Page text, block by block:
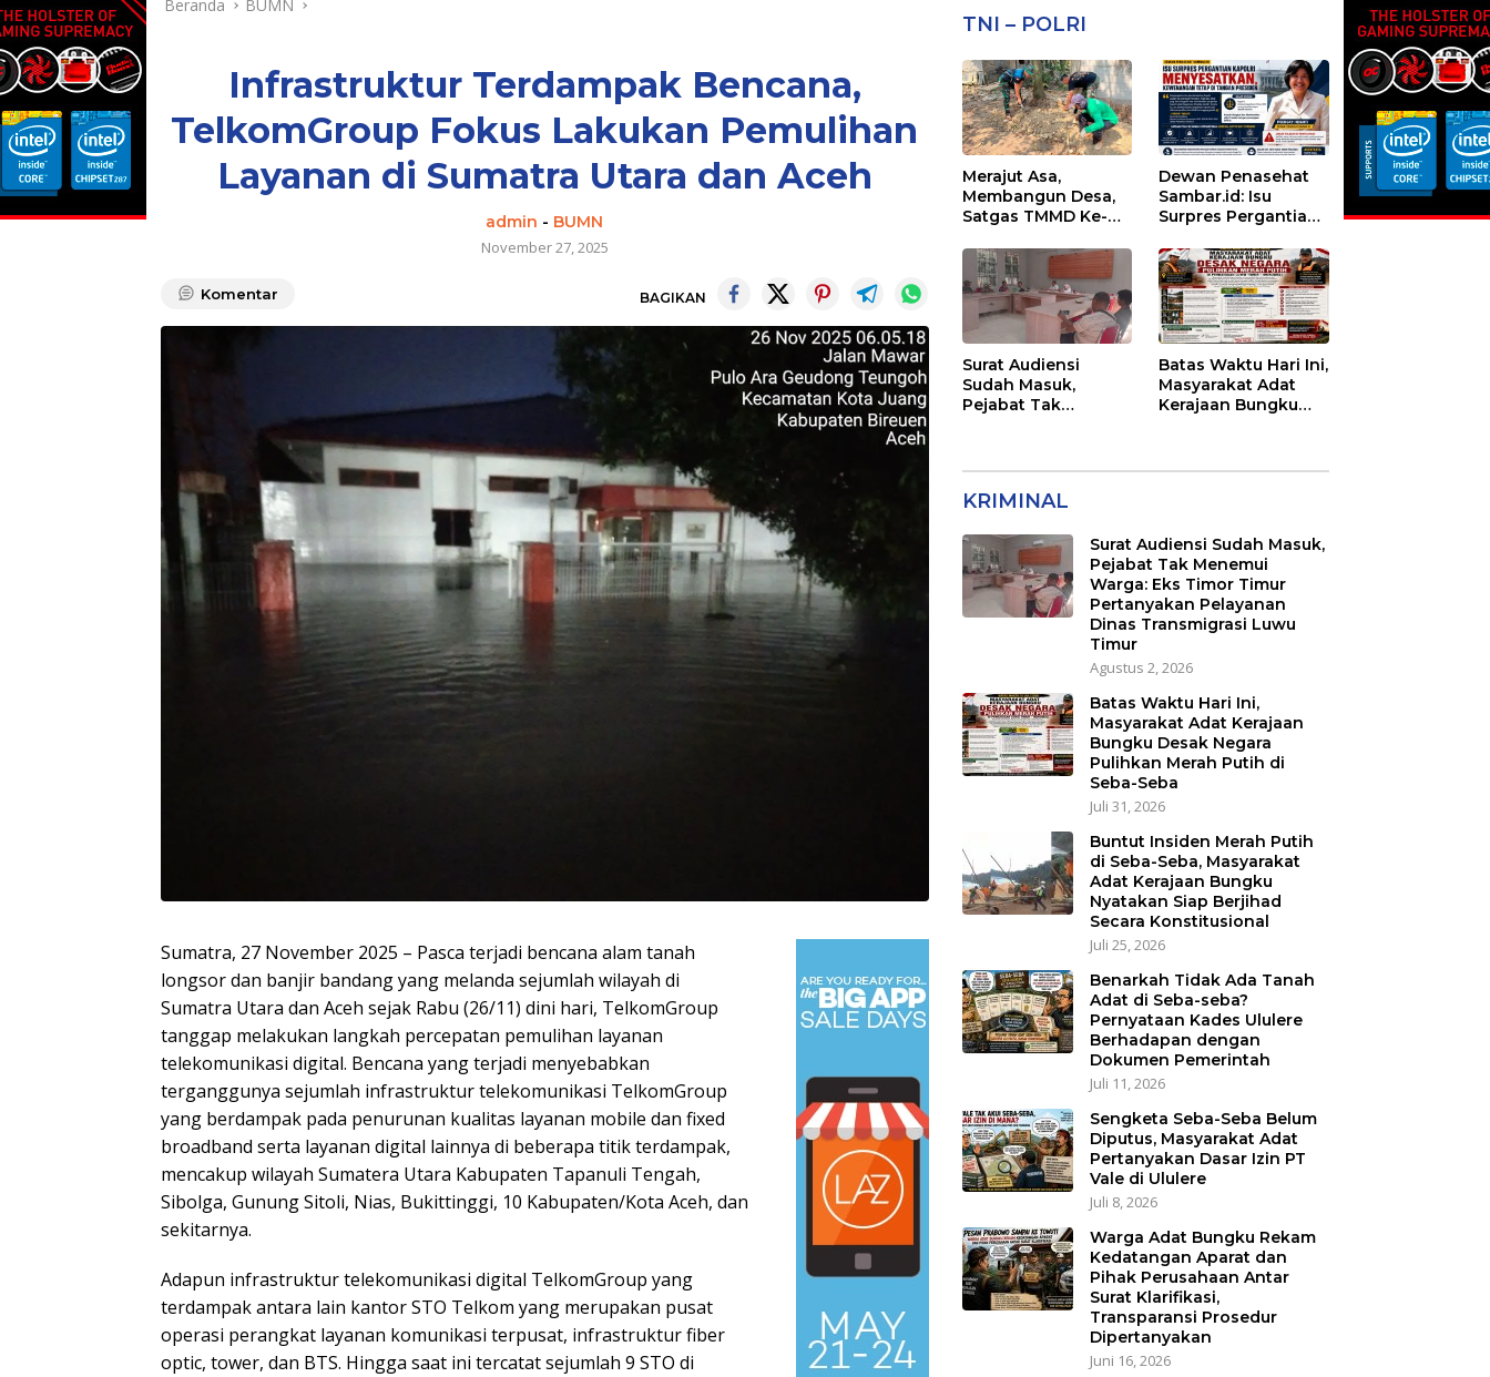
Beranda BUMN
Infrastruktur Terdampak Bencana,
TelkomGroup Fokus Lakukan Pemulihan
Layanan di Sumatra Utara dan Aceh
admin - BUMN
November 27, 2025
Komentar BAGIKAN
Sumatra, 27 November 2025 – Pasca terjadi bencana alam tanah
longsor dan banjir bandang yang melanda sejumlah wilayah di
Sumatra Utara dan Aceh sejak Rabu (26/11) dini hari, TelkomGroup
tanggap melakukan langkah percepatan pemulihan layanan
telekomunikasi digital. Bencana yang terjadi menyebabkan
terganggunya sejumlah infrastruktur telekomunikasi TelkomGroup
yang berdampak pada penurunan kualitas layanan mobile dan fixed
broadband serta layanan digital lainnya di beberapa titik terdampak,
mencakup wilayah Sumatera Utara Kabupaten Tapanuli Tengah,
Sibolga, Gunung Sitoli, Nias, Bukittinggi, 10 Kabupaten/Kota Aceh, dan
sekitarnya.
Adapun infrastruktur telekomunikasi digital TelkomGroup yang
terdampak antara lain kantor STO Telkom yang merupakan pusat
operasi perangkat layanan komunikasi terpusat, infrastruktur fiber
optic, tower, dan BTS. Hingga saat ini tercatat sejumlah 9 STO di
TNI – POLRI
Merajut Asa,
Membangun Desa,
Satgas TMMD Ke-
Pengurukan
Sasaran 5
Dewan Penasehat
Sambar.id: Isu
Surpres Pergantian
Menyesatkan,
Kewenangan Mutlak
di Tangan Presiden
Surat Audiensi
Sudah Masuk,
Pejabat Tak
Transmigrasi Luwu
Batas Waktu Hari Ini,
Masyarakat Adat
Kerajaan Bungku
KRIMINAL
Surat Audiensi Sudah Masuk,
Pejabat Tak Menemui
Warga: Eks Timor Timur
Pertanyakan Pelayanan
Dinas Transmigrasi Luwu
Timur
Agustus 2, 2026
Batas Waktu Hari Ini,
Masyarakat Adat Kerajaan
Bungku Desak Negara
Pulihkan Merah Putih di
Seba-Seba
Juli 31, 2026
Buntut Insiden Merah Putih
di Seba-Seba, Masyarakat
Adat Kerajaan Bungku
Nyatakan Siap Berjihad
Secara Konstitusional
Juli 25, 2026
Benarkah Tidak Ada Tanah
Adat di Seba-seba?
Pernyataan Kades Ululere
Berhadapan dengan
Dokumen Pemerintah
Juli 11, 2026
Sengketa Seba-Seba Belum
Diputus, Masyarakat Adat
Pertanyakan Dasar Izin PT
Vale di Ululere
Juli 8, 2026
Warga Adat Bungku Rekam
Kedatangan Aparat dan
Pihak Perusahaan Antar
Surat Klarifikasi,
Transparansi Prosedur
Dipertanyakan
Juni 16, 2026